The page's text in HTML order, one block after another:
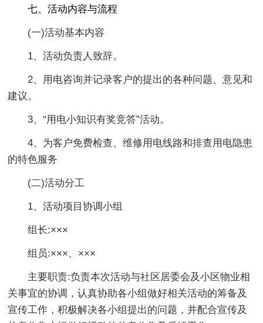
七、活动内容与流程
(一)活动基本内容
1、活动负责人致辞。
2、用电咨询并记录客户的提出的各种问题、意见和
建议。
3、“用电小知识有奖竞答”活动。
4、为客户免费检查、维修用电线路和排查用电隐患
的特色服务
(二)活动分工
1、活动项目协调小组
组长:×××
组员:×××、×××
主要职责:负责本次活动与社区居委会及小区物业相
关事宜的协调，认真协助各小组做好相关活动的筹备及
宣传工作，积极解决各小组提出的问题，并配合宣传及